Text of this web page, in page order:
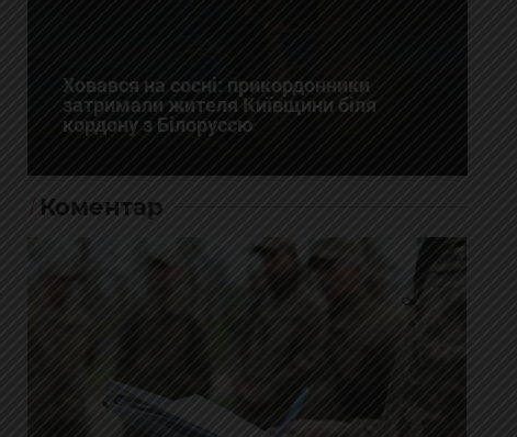
Ховався на сосні: прикордонники
затримали жителя Київщини біля
кордону з Білоруссю
Коментар